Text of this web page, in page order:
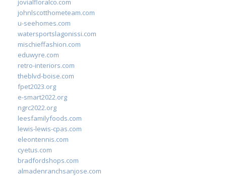
jovialfloralco.com
johnlscotthometeam.com
u-seehomes.com
watersportslagonissi.com
mischieffashion.com
eduwyre.com
retro-interiors.com
theblvd-boise.com
fpet2023.org
e-smart2022.org
ngrc2022.org
leesfamilyfoods.com
lewis-lewis-cpas.com
eleontennis.com
cyetus.com
bradfordshops.com
almadenranchsanjose.com